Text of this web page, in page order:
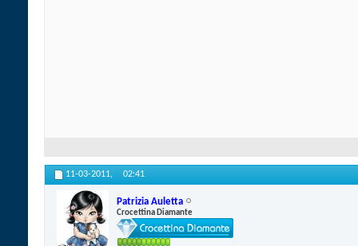
11-03-2011, 02:41
Patrizia Auletta
Crocettina Diamante